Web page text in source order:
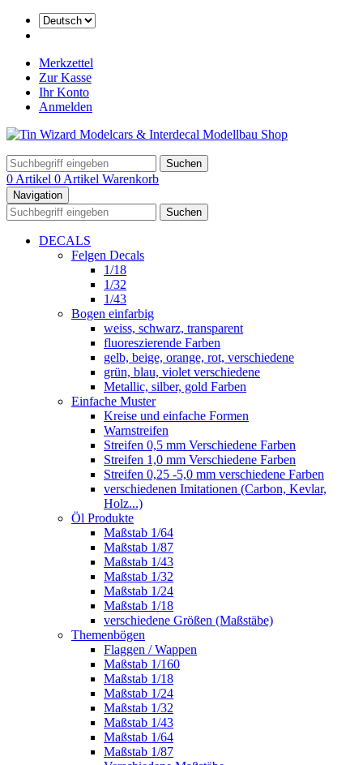
Merkzettel
Zur Kasse
Ihr Konto
Anmelden
Suchen
0 Artikel 0 Artikel Warenkorb
Navigation
Suchen
DECALS
Felgen Decals
1/18
1/32
1/43
Bogen einfarbig
weiss, schwarz, transparent
fluoreszierende Farben
gelb, beige, orange, rot, verschiedene
grün, blau, violet verschiedene
Metallic, silber, gold Farben
Einfache Muster
Kreise und einfache Formen
Warnstreifen
Streifen 0,5 mm Verschiedene Farben
Streifen 1,0 mm Verschiedene Farben
Streifen 0,25 -5,0 mm verschiedene Farben
verschiedenen Imitationen (Carbon, Kevlar,
Holz...)
Öl Produkte
Maßstab 1/64
Maßstab 1/87
Maßstab 1/43
Maßstab 1/32
Maßstab 1/24
Maßstab 1/18
verschiedene Größen (Maßstäbe)
Themenbögen
Flaggen / Wappen
Maßstab 1/160
Maßstab 1/18
Maßstab 1/24
Maßstab 1/32
Maßstab 1/43
Maßstab 1/64
Maßstab 1/87